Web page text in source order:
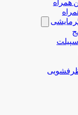
همراه